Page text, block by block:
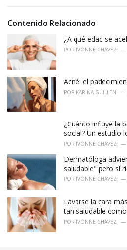
i
:
Contenido Relacionado
¿A qué edad se
POR IVONNE CHÁVEZ
Acné: el
POR KARINA GUILLEN
¿Cuánto influye la
social? Un estudio
POR IVONNE CHÁVEZ
Dermatóloga
saludable" pero si
POR IVONNE CHÁVEZ
Lavarse la cara
tan saludable
POR IVONNE CHÁVEZ